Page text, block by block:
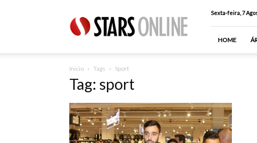
Online
Sexta-feira, 7
HOME
Inicio Tags Sport
Tag: sport